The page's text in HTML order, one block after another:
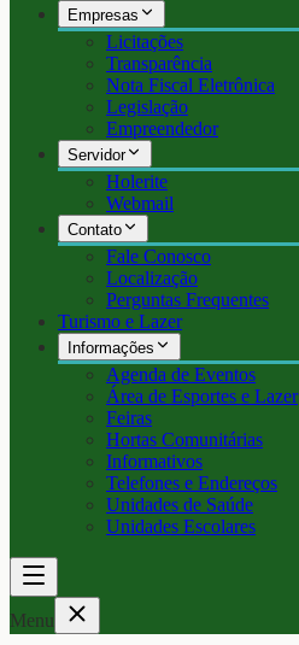
Empresas
Licitações
Transparência
Nota Fiscal Eletrônica
Legislação
Empreendedor
Servidor
Holerite
Webmail
Contato
Fale Conosco
Localização
Perguntas Frequentes
Turismo e Lazer
Informações
Agenda de Eventos
Área de Esportes e Lazer
Feiras
Hortas Comunitárias
Informativos
Telefones e Endereços
Unidades de Saúde
Unidades Escolares
Menu